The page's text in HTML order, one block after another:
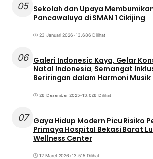
05 Sekolah dan Upaya
Pancawaluya di SMAN 1 Cikijing
23 Januari 2026•13.686 Dilihat
06 Galeri Indonesia Kaya, Gelar
Natal Indonesia, Semangat
Beriringan dalam Harmoni Musik
28 Desember 2025•13.628 Dilihat
07
Gaya Hidup Modern Picu Risiko
Primaya Hospital Bekasi Barat
Wellness Center
12 Maret 2026•13.515 Dilihat